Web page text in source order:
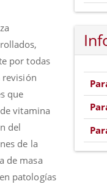
por todas
revisión
que
vitamina
del
de la
de masa
patologías